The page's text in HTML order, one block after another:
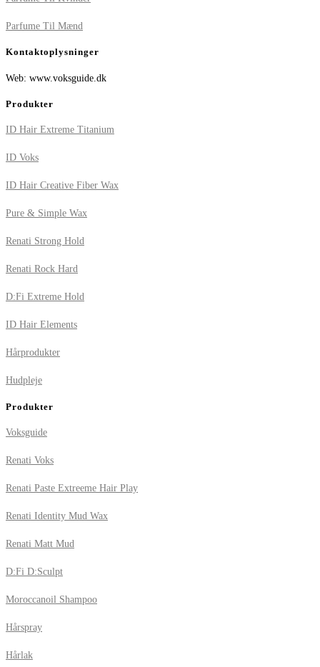
Parfume Til Mænd
Kontaktoplysninger
Web: www.voksguide.dk
Produkter
ID Hair Extreme Titanium
ID Voks
ID Hair Creative Fiber Wax
Pure & Simple Wax
Renati Strong Hold
Renati Rock Hard
D:Fi Extreme Hold
ID Hair Elements
Hårprodukter
Hudpleje
Produkter
Voksguide
Renati Voks
Renati Paste Extreeme Hair Play
Renati Identity Mud Wax
Renati Matt Mud
D:Fi D:Sculpt
Moroccanoil Shampoo
Hårspray
Hårlak